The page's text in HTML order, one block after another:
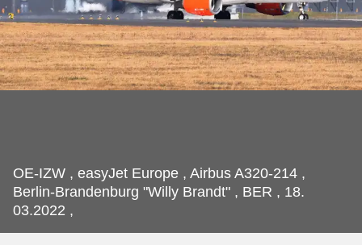
OE-IZW , easyJet Europe , Airbus A320-214 ,
Berlin-Brandenburg "Willy Brandt" , BER , 18.
03.2022 ,